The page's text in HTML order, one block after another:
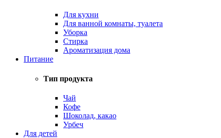
Для кухни
Для ванной комнаты, туалета
Уборка
Стирка
Ароматизация дома
Питание
Тип продукта
Чай
Кофе
Шоколад, какао
Урбеч
Для детей